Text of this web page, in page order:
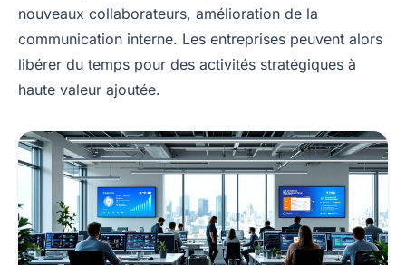
nouveaux collaborateurs, amélioration de la
communication interne. Les entreprises peuvent alors
libérer du temps pour des activités stratégiques à
haute valeur ajoutée.